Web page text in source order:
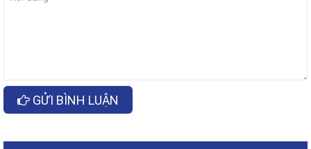
GỬI BÌNH LUẬN